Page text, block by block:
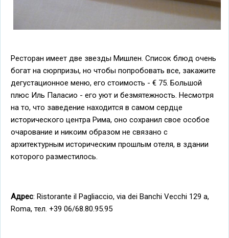
Ресторан имеет две звезды Мишлен. Список блюд очень
богат на сюрпризы, но чтобы попробовать все, закажите
дегустационное меню, его стоимость - € 75. Большой
плюс Иль Паласио - его уют и безмятежность. Несмотря
на то, что заведение находится в самом сердце
исторического центра Рима, оно сохранил свое особое
очарование и никоим образом не связано с
архитектурным историческим прошлым отеля, в здании
которого разместилось.
Адрес: Ristorante il Pagliaccio, via dei Banchi Vecchi 129 a,
Roma, тел. +39 06/68.80.95.95